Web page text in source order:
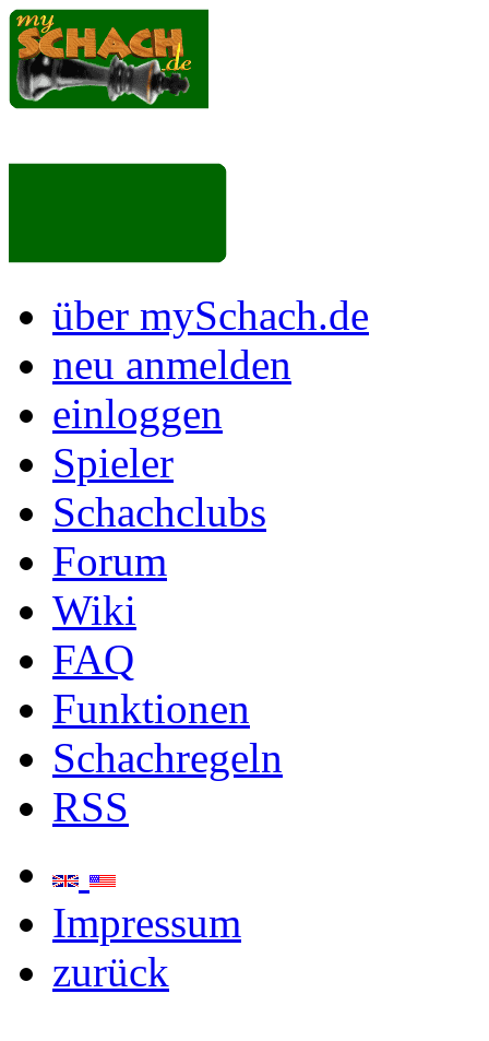
über mySchach.de
neu anmelden
einloggen
Spieler
Schachclubs
Forum
Wiki
FAQ
Funktionen
Schachregeln
RSS
Impressum
zurück